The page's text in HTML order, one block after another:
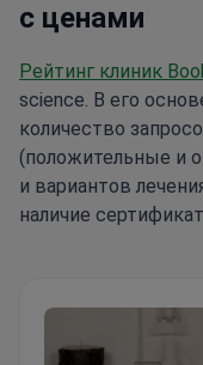
с ценами
Рейтинг клиник
science. В его
количество
(положительные и
и вариантов
наличие